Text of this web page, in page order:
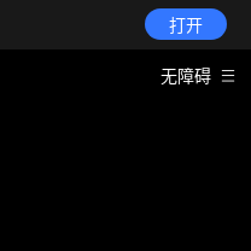
打开
无障碍